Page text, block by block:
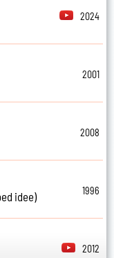
2024
2001
2008
idee)
1996
2012